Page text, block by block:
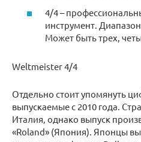
4/4 –
инструмент.
Может быть трех,
Weltmeister 4/4
Отдельно стоит упомянуть
выпускаемые с 2010 года.
Италия, однако выпуск
«Roland» (Япония). Японцы